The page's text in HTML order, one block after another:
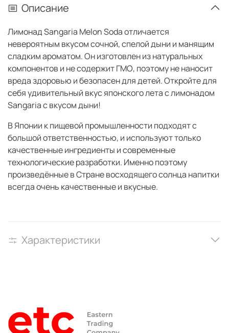
Описание
Лимонад Sangaria Melon Soda отличается
невероятным вкусом сочной, спелой дыни и манящим
сладким ароматом. Он изготовлен из натуральных
компонентов и не содержит ГМО, поэтому не наносит
вреда здоровью и безопасен для детей.Откройте для
себя удивительный вкус японского лета с лимонадом
Sangaria с вкусом дыни!
В Японии к пищевой промышленности подходят с
большой ответственностью, и используют только
качественные ингредиенты и современные
технологические разработки. Именно поэтому
произведённые в Стране восходящего солнца напитки
всегда очень качественные и вкусные.
Характеристики